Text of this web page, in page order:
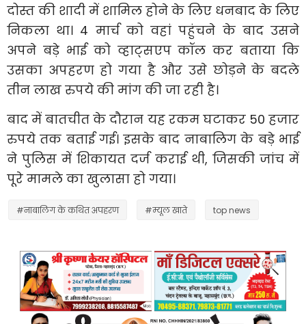
दोस्त की शादी में शामिल होने के लिए धनबाद के लिए
निकला था। 4 मार्च को वहां पहुंचने के बाद उसने
अपने बड़े भाई को व्हाट्सएप कॉल कर बताया कि
उसका अपहरण हो गया है और उसे छोड़ने के बदले
तीन लाख रुपये की मांग की जा रही है।
बाद में बातचीत के दौरान यह रकम घटाकर 50 हजार
रुपये तक बताई गई। इसके बाद नाबालिग के बड़े भाई
ने पुलिस में शिकायत दर्ज कराई थी, जिसकी जांच में
पूरे मामले का खुलासा हो गया।
#नाबालिग के कथित अपहरण #म्यूल खाते top news